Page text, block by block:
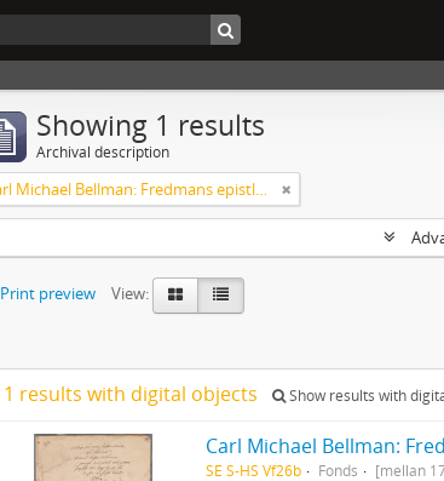
Showing 1 results
Archival description
Carl Michael Bellman: Fredmans epistlar och sånger m.fl. Bellman-texter
Print preview
View:
1 results with digital objects Show results with
Carl Michael Bellman:
SE S-HS Vf26b Fonds [mellan